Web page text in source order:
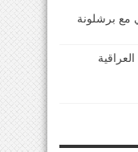
مع برشلونة